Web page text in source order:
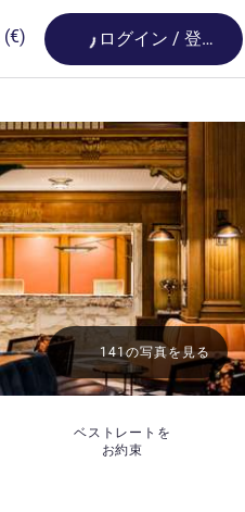
(€) Loading...
ログイン / 登録
ベストレートを
お約束
141の写真を見る